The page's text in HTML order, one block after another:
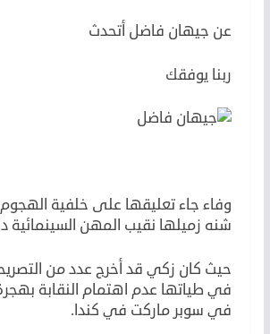
عن جيهان فاضل أتحدث
ربنا يوفقك
وفاء جاء تعليقها على خلفية
شنه زميلها نقيب المهن
حيث كان زكي قد أخرج عدد من
في طياتها عدم اهتمام النقابة
في سوبر ماركت في كندا.